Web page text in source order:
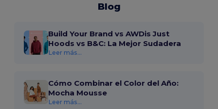
Blog
Build Your Brand vs AWDis Just
Hoods vs B&C: La Mejor Sudadera
Leer más...
Cómo Combinar el Color del Año:
Mocha Mousse
Leer más...